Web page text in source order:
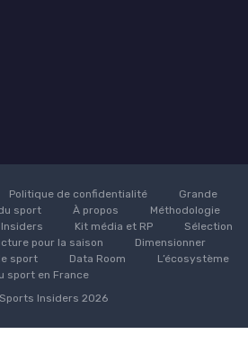
Politique de confidentialité
Grande
sport
À propos
Méthodologie
Kit média et RP
Sélection
pour la saison
Dimensionner
sport
Data Room
L’écosystème
sport en France
Insiders 2026